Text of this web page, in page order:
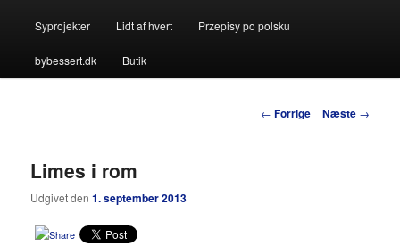
Syprojekter Lidt af hvert Przepisy po polsku
bybessert.dk Butik
Indlægsnavigation
← Forrige Næste →
Limes i rom
Udgivet den1. september 2013